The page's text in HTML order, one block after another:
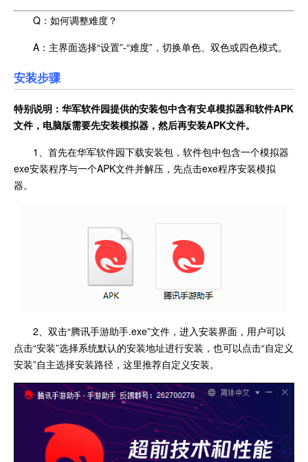
Q：如何调整难度？
A：主界面选择“设置”-“难度”，切换单色、双色或四色模式。
安装步骤
特别说明：华军软件园提供的安装包中含有安卓模拟器和软件APK
文件，电脑版需要先安装模拟器，然后再安装APK文件。
1、首先在华军软件园下载安装包，软件包中包含一个模拟器
exe安装程序与一个APK文件并解压，先点击exe程序安装模拟
器。
2、双击“腾讯手游助手.exe”文件，进入安装界面，用户可以
点击“安装”选择系统默认的安装地址进行安装，也可以点击“自定义
安装”自主选择安装路径，这里推荐自定义安装。